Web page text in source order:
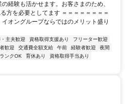
経験も活かせます。お客さまのため、
方を必要としてます ＝＝＝＝＝＝＝＝
オングループならではのメリット盛り
主夫歓迎 資格取得支援あり
フリーター歓迎
歓迎 交通費全額支給 午前 経験者歓迎
夜間
ンクOK 育休あり
資格取得手当あり